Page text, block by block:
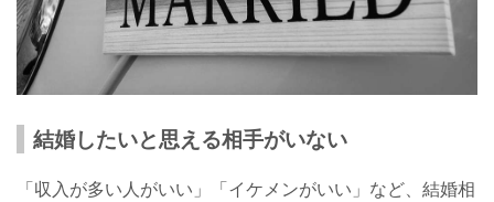
結婚したいと思える相手がいない
「収入が多い人がいい」「イケメンがいい」など、結婚相